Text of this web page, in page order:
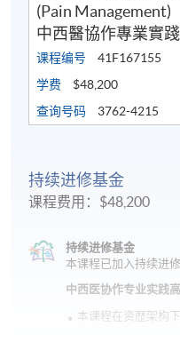
(Pain Management)
中西醫協作專業實
课程编号
41F167155
学费
$48,200
查询号码
3762-4215
持续进修基金
课程费用：$48,200
持续进修基金
本课程已加入持续进
中西医协作专业实践
本课程在资歴架构